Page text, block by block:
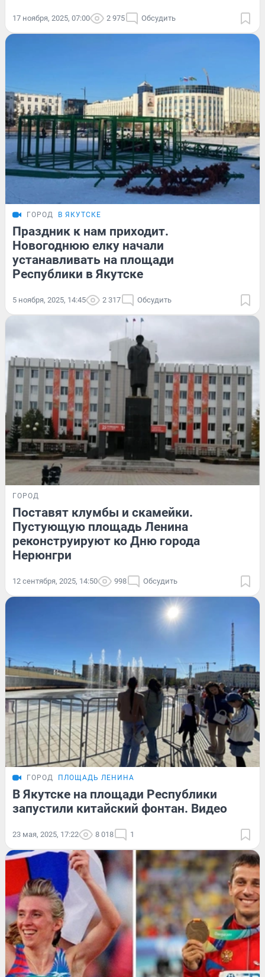
17 ноября, 2025, 07:00 2 975 Обсудить
ГОРОД В ЯКУТСКЕ
Праздник к нам приходит.
Новогоднюю елку начали
устанавливать на площади
Республики в Якутске
5 ноября, 2025, 14:45 2 317 Обсудить
ГОРОД
Поставят клумбы и скамейки.
Пустующую площадь Ленина
реконструируют ко Дню города
Нерюнгри
12 сентября, 2025, 14:50 998 Обсудить
ГОРОД ПЛОЩАДЬ ЛЕНИНА
В Якутске на площади Республики
запустили китайский фонтан. Видео
23 мая, 2025, 17:22 8 018 1